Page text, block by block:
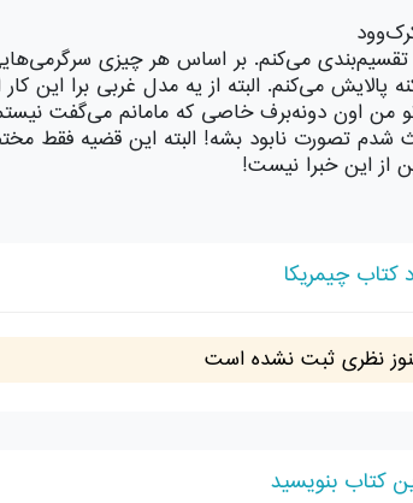
می‌کنم. بر اساس هر چیزی
می‌کنم. البته از یه مدل غربی برا این
اون دونه‌برف خاصی که مامانم می‌گفت
تصورت نابود بشه! البته این قضیه فقط
این خبرا نیست!
کتاب چیمریکا
نظری ثبت نشده است
کتاب بنویسید